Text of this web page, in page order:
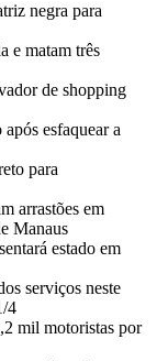
negra para
e matam três
de shopping
esfaquear a
para
arrastões em
Manaus
estado em
serviços neste
4
mil motoristas por